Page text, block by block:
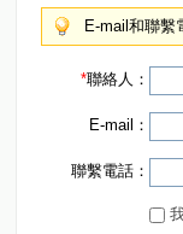
E-mail和聯繫
*聯絡人：
E-mail：
聯繫電話：